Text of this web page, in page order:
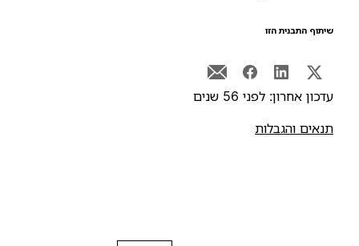
התבנית הזו
אחרון: לפני 56 שנים
והגבלות